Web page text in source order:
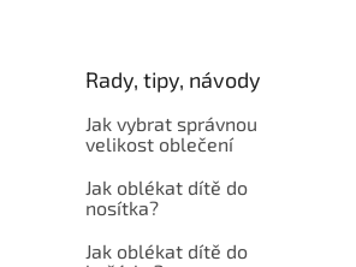
Rady, tipy, návody
Jak vybrat správnou
velikost oblečení
Jak oblékat dítě do
nosítka?
Jak oblékat dítě do